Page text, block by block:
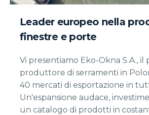
Leader europeo nella
finestre e porte
Vi presentiamo Eko-Okna S.A., il
produttore di serramenti in
40 mercati di esportazione in
Un'espansione audace,
un catalogo di prodotti in